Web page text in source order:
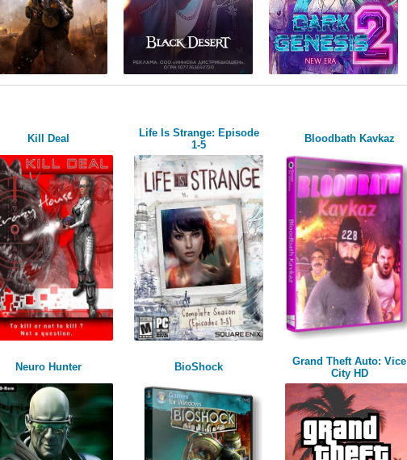
Kill Deal
Life Is Strange: Episode
1-5
Bloodbath Kavkaz
Neuro Hunter BioShock
Grand Theft Auto: Vice
City HD